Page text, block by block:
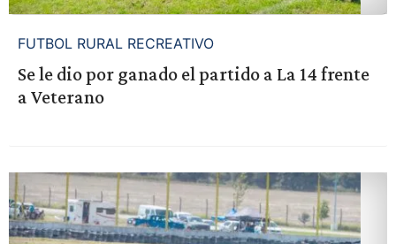
FUTBOL RURAL RECREATIVO
Se le dio por ganado el partido a La 14 frente
a Veterano